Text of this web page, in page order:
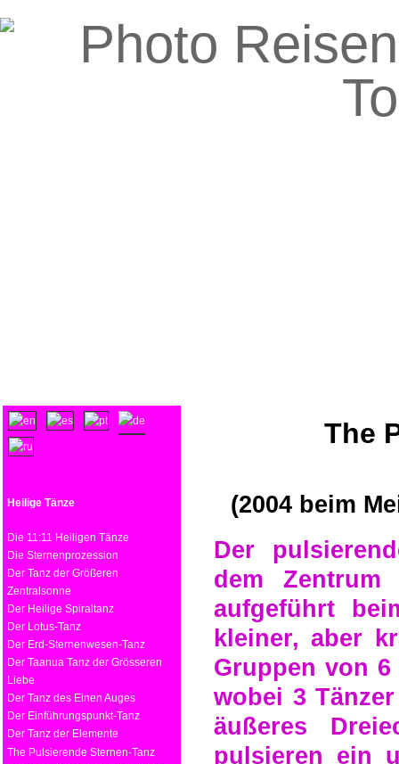
The
(2004 beim
Der
dem
aufgeführt
kleiner, aber
Gruppen von
wobei 3
äußeres
pulsieren ein
Heilige Tänze
Die 11:11 Heiligen Tänze
Die Sternenprozession
Der Tanz der Größeren
Zentralsonne
Der Heilige Spiraltanz
Der Lotus-Tanz
Der Erd-Sternenwesen-Tanz
Der Taanua Tanz der Grösseren
Liebe
Der Tanz des Einen Auges
Der Einführungspunkt-Tanz
Der Tanz der Elemente
The Pulsierende Sternen-Tanz